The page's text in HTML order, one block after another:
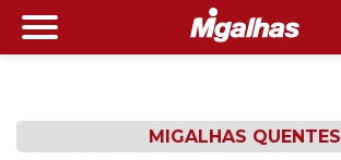
MIGALHAS QUENTES